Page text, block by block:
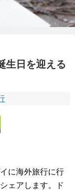
生日を迎える
に海外旅行に行
ェアします。ド